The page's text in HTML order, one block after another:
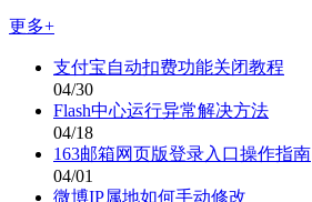
更多+
支付宝自动扣费功能关闭教程
04/30
Flash中心运行异常解决方法
04/18
163邮箱网页版登录入口操作指南
04/01
微博IP属地如何手动修改